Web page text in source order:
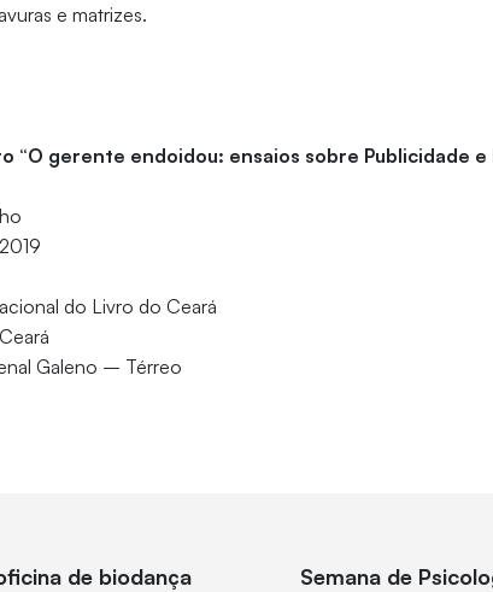
e matrizes.
“O gerente endoidou: ensaios sobre Publicidade e
do Livro do Ceará
Galeno – Térreo
de biodança
Semana de